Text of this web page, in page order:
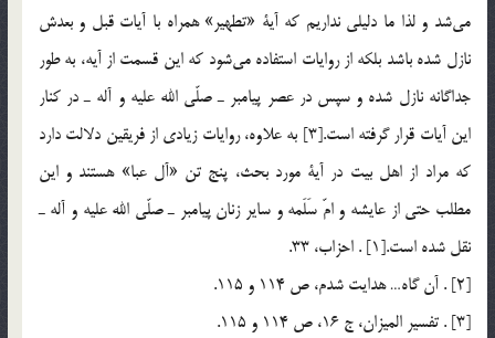
مي‌شد و لذا ما دليلي نداريم كه آية «تطهير» همراه با ‌آيات قبل و بعدش
نازل شده باشد بلكه از روايات استفاده مي‌شود كه اين قسمت از آيه، به طور
جداگانه نازل شده و سپس در عصر پيامبر ـ صلّي الله عليه و آله ـ در كنار
اين آيات قرار گرفته است.[3] به علاوه، روايات زيادي از فريقين دلالت دارد
كه مراد از اهل بيت در آية مورد بحث، پنج تن «آل عبا» هستند و اين
مطلب حتي از عايشه و امّ سَلَمه و ساير زنان پيامبر ـ صلّي الله عليه و آله ـ
نقل شده است.[1] . احزاب، 33.
[2] . آن گاه… هدايت شدم، ص 114 و 115.
[3] . تفسير الميزان، ج 16، ص 114 و 115.